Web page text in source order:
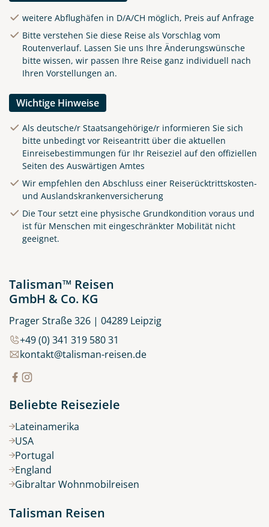
Alfama - ein Stadtteil von
Lissabon
©SeanPavonePhoto -
stock.adobe.com
weitere Abflughäfen in D/A/CH möglich, Preis auf Anfrage
Bitte verstehen Sie diese Reise als Vorschlag vom
Routenverlauf. Lassen Sie uns Ihre Änderungswünsche
bitte wissen, wir passen Ihre Reise ganz individuell nach
Ihren Vorstellungen an.
Wichtige Hinweise
Als deutsche/r Staatsangehörige/r informieren Sie sich
bitte unbedingt vor Reiseantritt über die aktuellen
Einreisebestimmungen für Ihr Reiseziel auf den offiziellen
Seiten des Auswärtigen Amtes
Wir empfehlen den Abschluss einer Reiserücktrittskosten-
und Auslandskrankenversicherung
Die Tour setzt eine physische Grundkondition voraus und
ist für Menschen mit eingeschränkter Mobilität nicht
geeignet.
Talisman™ Reisen
GmbH & Co. KG
Prager Straße 326 | 04289 Leipzig
+49 (0) 341 319 580 31
kontakt@talisman-reisen.de
Beliebte Reiseziele
Lateinamerika
USA
Portugal
England
Gibraltar Wohnmobilreisen
Talisman Reisen